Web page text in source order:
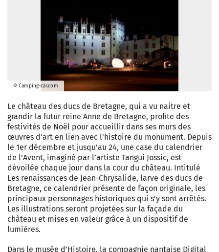
© Camping-car.com
Le château des ducs de Bretagne, qui a vu naitre et
grandir la futur reine Anne de Bretagne, profite des
festivités de Noël pour accueillir dans ses murs des
œuvres d’art en lien avec l’histoire du monument. Depuis
le 1er décembre et jusqu’au 24, une case du calendrier
de l’Avent, imaginé par l’artiste Tangui Jossic, est
dévoilée chaque jour dans la cour du château. Intitulé
Les renaissances de Jean-Chrysalide, larve des ducs de
Bretagne, ce calendrier présente de façon originale, les
principaux personnages historiques qui s’y sont arrêtés.
Les illustrations seront projetées sur la façade du
château et mises en valeur grâce à un dispositif de
lumières.
Dans le musée d’Histoire, la compagnie nantaise Digital